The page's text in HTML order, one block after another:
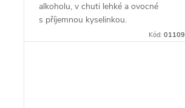
alkoholu, v chuti lehké a ovocné
s příjemnou kyselinkou.
Kód:01109